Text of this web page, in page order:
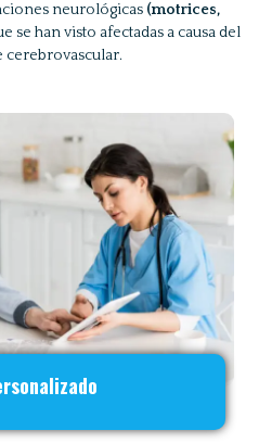
neurológicas (motrices,
se han visto afectadas a causa del
cerebrovascular.